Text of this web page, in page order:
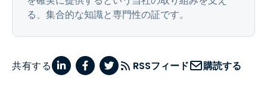
る、集合的な知識と専門性の証です。
共有する RSSフィード 購読する